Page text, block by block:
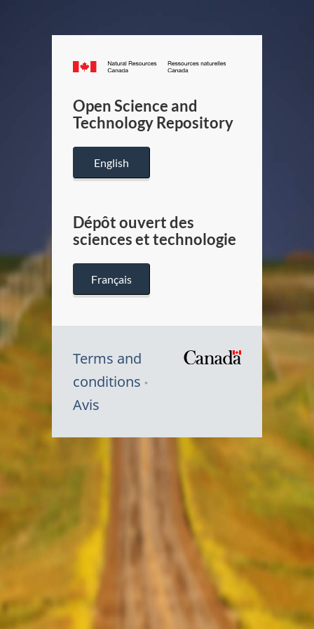
Canada.ca
/
Canada
Open Science and
Technology Repository
English
Dépôt ouvert des
sciences et technologie
Français
Terms and
conditions
Avis
Symbole
Canada